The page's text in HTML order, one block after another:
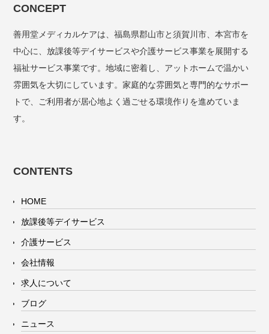
CONCEPT
善用堂メディカルケアは、福島県郡山市と須賀川市、本宮市を
中心に、放課後等デイサービスや介護サービス事業を展開する
福祉サービス事業です。地域に密着し、アットホームで温かい
雰囲気を大切にしています。家庭的な雰囲気と専門的なサポー
トで、ご利用者が居心地よく過ごせる環境作りを進めていま
す。
CONTENTS
HOME
放課後等デイサービス
介護サービス
会社情報
求人について
ブログ
ニュース